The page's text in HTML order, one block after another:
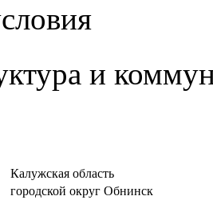
и
Калужская область
городской округ Обнинск